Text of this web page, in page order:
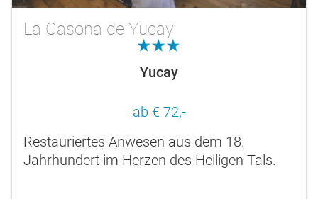
La Casona de Yucay
3.0
Yucay
ab € 72,-
Restauriertes Anwesen aus dem 18.
Jahrhundert im Herzen des Heiligen Tals.